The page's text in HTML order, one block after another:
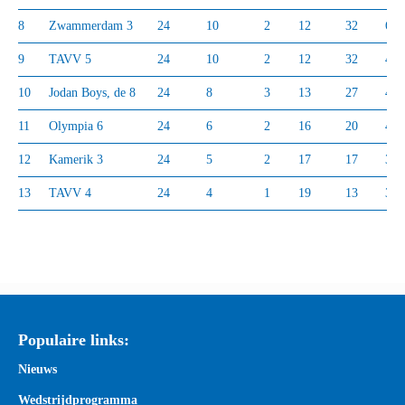
8 Zwammerdam 3 24 10 2 12 32 63
9 TAVV 5 24 10 2 12 32 49
10 Jodan Boys, de 8 24 8 3 13 27 43
11 Olympia 6 24 6 2 16 20 41
12 Kamerik 3 24 5 2 17 17 38
13 TAVV 4 24 4 1 19 13 35
Populaire links:
Nieuws
Wedstrijdprogramma